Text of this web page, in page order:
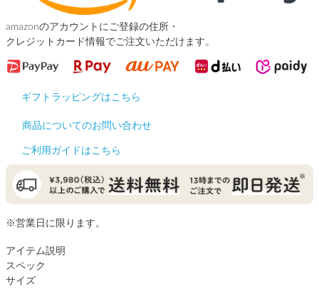
amazonのアカウントにご登録の住所・
クレジットカード情報でご注文いただけます。
ギフトラッピングはこちら
商品についてのお問い合わせ
ご利用ガイドはこちら
※営業日に限ります。
アイテム説明
スペック
サイズ